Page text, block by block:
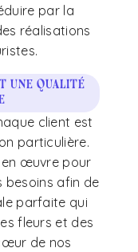
par la
réalisations
une qualité
client est
particulière.
en œuvre pour
besoins afin de
parfaite qui
fleurs et des
de nos